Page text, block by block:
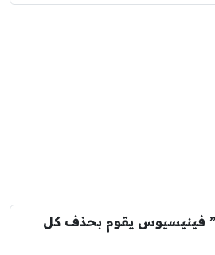
” فينيسيوس يقوم بحذف كل